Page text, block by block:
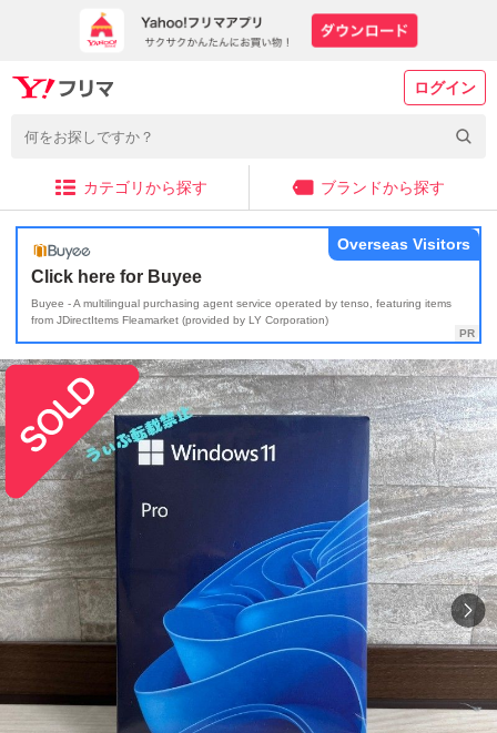
ログイン
カテゴリから探す ブランドから探す
Click here for Buyee
Buyee - A multilingual purchasing agent service operated by tenso, featuring items
from JDirectItems Fleamarket (provided by LY Corporation)
Overseas Visitors